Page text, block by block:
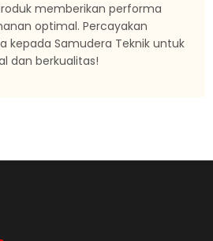
memberikan performa
optimal. Percayakan
kepada Samudera Teknik untuk
dan berkualitas!